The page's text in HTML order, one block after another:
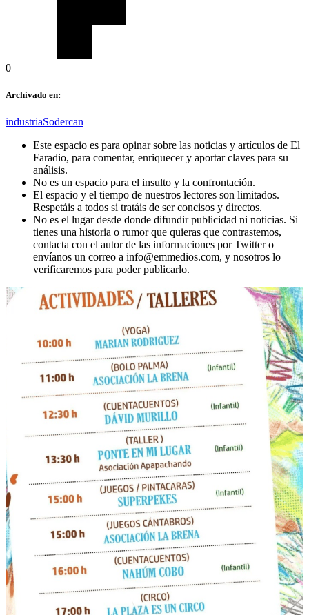
0
Archivado en:
industriaSodercan
Este espacio es para opinar sobre las noticias y artículos de El
Faradio, para comentar, enriquecer y aportar claves para su
análisis.
No es un espacio para el insulto y la confrontación.
El espacio y el tiempo de nuestros lectores son limitados.
Respetáis a todos si tratáis de ser concisos y directos.
No es el lugar desde donde difundir publicidad ni noticias. Si
tienes una historia o rumor que quieras que contrastemos,
contacta con el autor de las informaciones por Twitter o
envíanos un correo a info@emmedios.com, y nosotros lo
verificaremos para poder publicarlo.